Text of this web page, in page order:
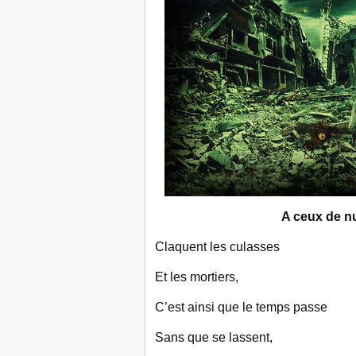
A ceux de nulle
Claquent les culasses
Et les mortiers,
C’est ainsi que le temps passe
Sans que se lassent,